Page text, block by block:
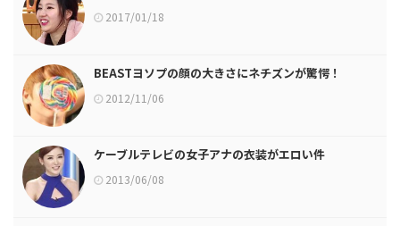
2017/01/18
BEASTヨソプの顔の大きさにネチズンが驚愕！
2012/11/06
ケーブルテレビの女子アナの衣装がエロい件
2013/06/08